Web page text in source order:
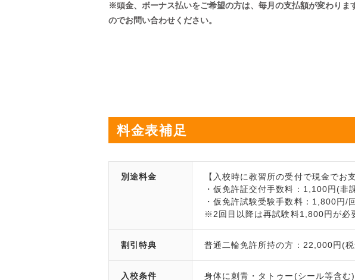
※頭金、ボーナス払いをご希望の方は、毎月の支払額が変わりま
のでお問い合わせください。
料金表補足
別途料金
【入校時に教習所の受付で現金でお
・仮免許証交付手数料：1,100円(非
・仮免許試験受験手数料：1,800円/
※2回目以降は再試験料1,800円が必
割引特典 普通二輪免許所持の方：22,000円(税
入校条件 身体に刺青・タトゥー(シール等含